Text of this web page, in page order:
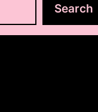
Search